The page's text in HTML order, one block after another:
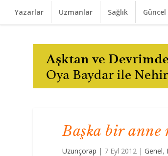
Yazarlar Uzmanlar Sağlık Güncel
Başka bir anne
Uzunçorap | 7 Eyl 2012 |Genel,